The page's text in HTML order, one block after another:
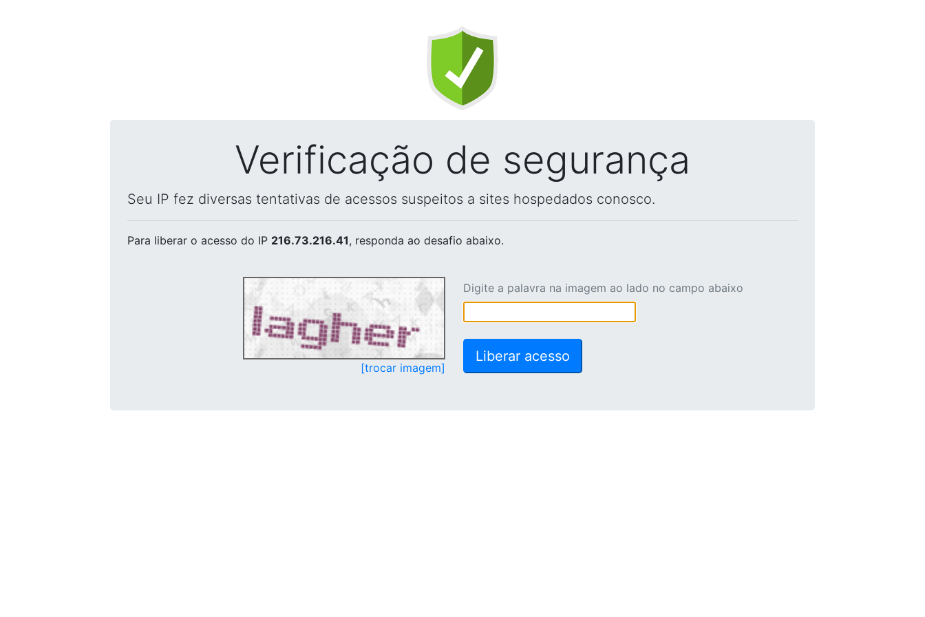
Verificação de segurança
Seu IP fez diversas tentativas de acessos suspeitos a sites hospedados conosco.
Para liberar o acesso do IP 216.73.216.41, responda ao desafio abaixo.
[trocar imagem]
Digite a palavra na imagem ao lado no campo abaixo